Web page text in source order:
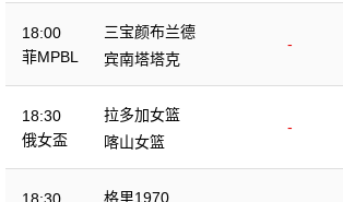
18:00
菲MPBL
三宝颜布兰德
-
宾南塔塔克
18:30
俄女盃
拉多加女篮
-
喀山女篮
格里1970